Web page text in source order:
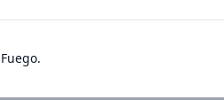
Fuego.